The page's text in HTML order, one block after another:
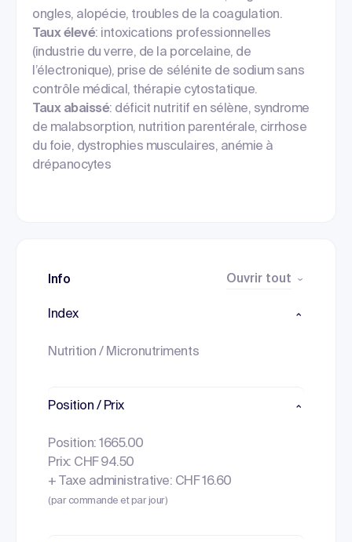
ongles, alopécie, troubles de la coagulation.
Taux élevé: intoxications professionnelles
(industrie du verre, de la porcelaine, de
l’électronique), prise de sélénite de sodium sans
contrôle médical, thérapie cytostatique.
Taux abaissé: déficit nutritif en sélène, syndrome
de malabsorption, nutrition parentérale, cirrhose
du foie, dystrophies musculaires, anémie à
drépanocytes
Info Ouvrir tout
Index
Nutrition / Micronutriments
Position / Prix
Position: 1665.00
Prix: CHF 94.50
+ Taxe administrative: CHF 16.60
(par commande et par jour)